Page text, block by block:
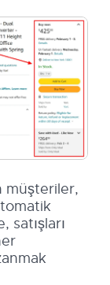
müşteriler,
satışları